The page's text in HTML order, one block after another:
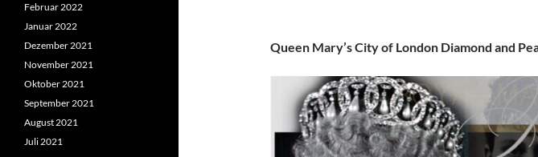
Queen Mary’s City of London Diamond and
Februar 2022
Januar 2022
Dezember 2021
November 2021
Oktober 2021
September 2021
August 2021
Juli 2021